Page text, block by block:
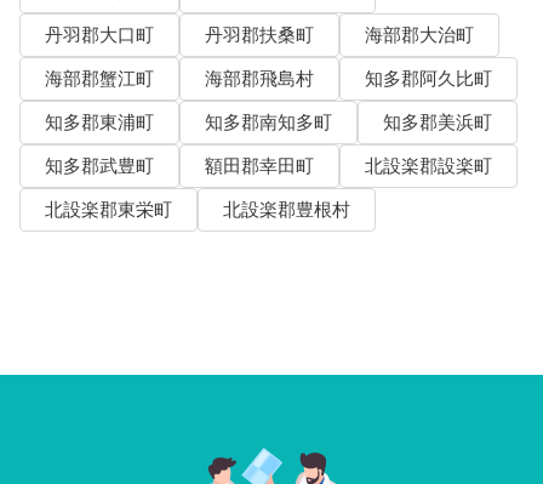
丹羽郡大口町
丹羽郡扶桑町
海部郡大治町
海部郡蟹江町
海部郡飛島村
知多郡阿久比町
知多郡東浦町
知多郡南知多町
知多郡美浜町
知多郡武豊町
額田郡幸田町
北設楽郡設楽町
北設楽郡東栄町
北設楽郡豊根村